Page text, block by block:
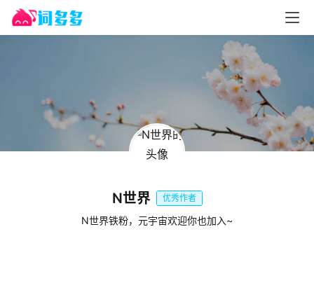
N世界 优秀作者
N世界铁粉，元宇宙欢迎你也加入~